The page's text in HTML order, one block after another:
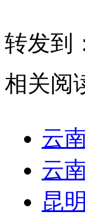
转发到
相关阅
云
云
昆